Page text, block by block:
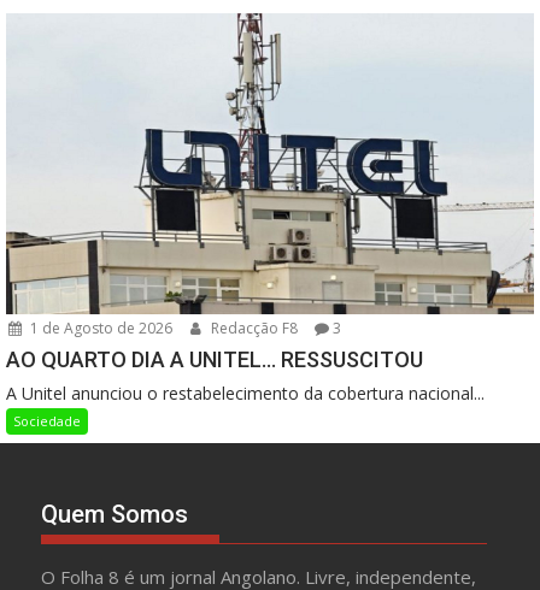
1 de Agosto de 2026 Redacção F8 3
AO QUARTO DIA A UNITEL… RESSUSCITOU
A Unitel anunciou o restabelecimento da cobertura nacional...
Sociedade
Quem Somos
O Folha 8 é um jornal Angolano. Livre, independente,